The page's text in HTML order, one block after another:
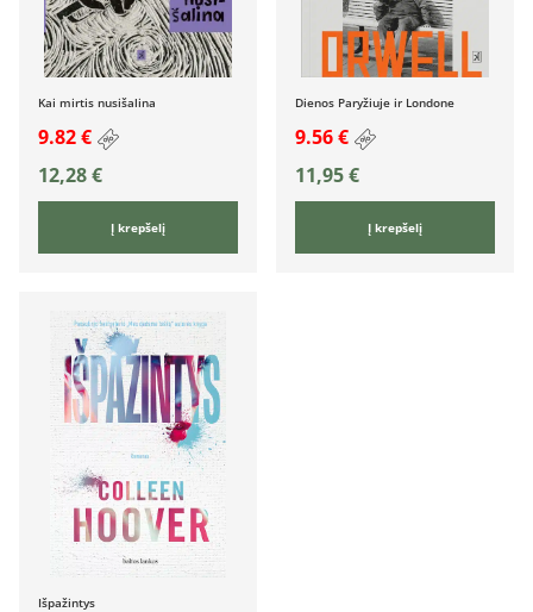
Kai mirtis nusišalina
9.82 €
12,28€
Į krepšelį
Dienos Paryžiuje ir Londone
9.56 €
11,95€
Į krepšelį
Išpažintys